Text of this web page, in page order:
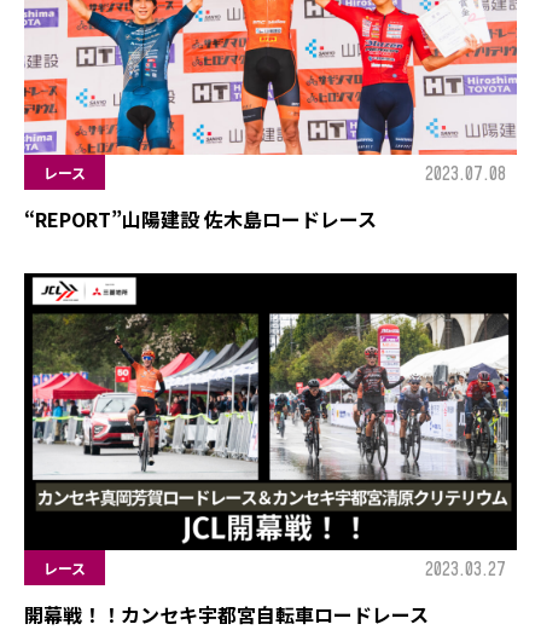
レース 2023.07.08
“REPORT”山陽建設 佐木島ロードレース
レース 2023.03.27
開幕戦！！カンセキ宇都宮自転車ロードレース